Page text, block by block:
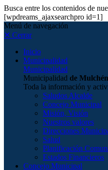
Busca entre los contenidos de
[wpdreams_ajaxsearchpro id=1]
Menú de navegación
✕ Cerrar
Inicio
Municipalidad
Municipalidad
Municipalidad de Mulchén
Toda la información y
Saludos Alcalde
Concejo Municipal
Misión, Visión
Nuestros valores
Direcciones
Salud
Planificación
Estados Financieros
Concejo Municipal